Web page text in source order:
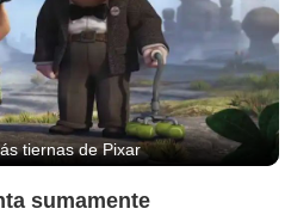
tiernas de Pixar
sumamente